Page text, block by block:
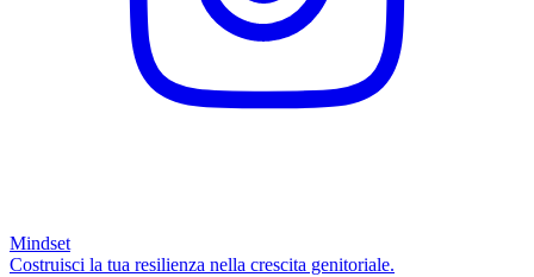
Mindset
Costruisci la tua resilienza nella crescita genitoriale.